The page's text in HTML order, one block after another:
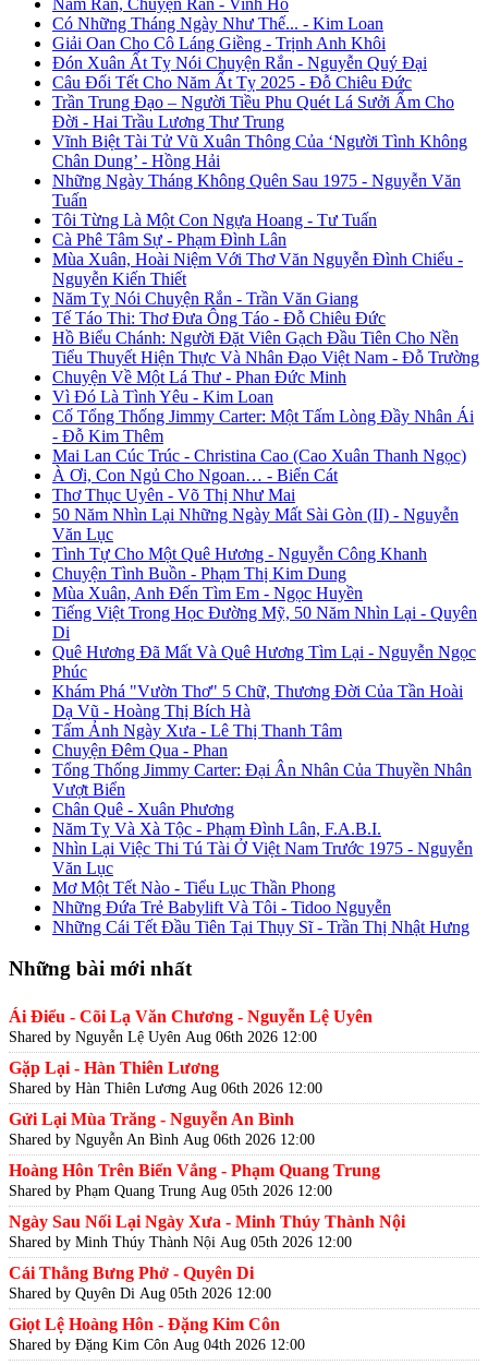
Có Những Tháng Ngày Như Thế... - Kim Loan
Giải Oan Cho Cô Láng Giềng - Trịnh Anh Khôi
Đón Xuân Ất Tỵ Nói Chuyện Rắn - Nguyễn Quý Đại
Câu Đối Tết Cho Năm Ất Tỵ 2025 - Đỗ Chiêu Đức
Trần Trung Đạo – Người Tiều Phu Quét Lá Sưởi Ấm Cho
Đời - Hai Trầu Lương Thư Trung
Vĩnh Biệt Tài Tử Vũ Xuân Thông Của ‘Người Tình Không
Chân Dung’ - Hồng Hải
Những Ngày Tháng Không Quên Sau 1975 - Nguyễn Văn
Tuấn
Tôi Từng Là Một Con Ngựa Hoang - Tư Tuấn
Cà Phê Tâm Sự - Phạm Đình Lân
Mùa Xuân, Hoài Niệm Với Thơ Văn Nguyễn Đình Chiểu -
Nguyễn Kiến Thiết
Năm Tỵ Nói Chuyện Rắn - Trần Văn Giang
Tế Táo Thi: Thơ Đưa Ông Táo - Đỗ Chiêu Đức
Hồ Biểu Chánh: Người Đặt Viên Gạch Đầu Tiên Cho Nền
Tiểu Thuyết Hiện Thực Và Nhân Đạo Việt Nam - Đỗ Trường
Chuyện Về Một Lá Thư - Phan Đức Minh
Vì Đó Là Tình Yêu - Kim Loan
Cố Tổng Thống Jimmy Carter: Một Tấm Lòng Đầy Nhân Ái
- Đỗ Kim Thêm
Mai Lan Cúc Trúc - Christina Cao (Cao Xuân Thanh Ngọc)
À Ơi, Con Ngủ Cho Ngoan… - Biển Cát
Thơ Thục Uyên - Võ Thị Như Mai
50 Năm Nhìn Lại Những Ngày Mất Sài Gòn (II) - Nguyễn
Văn Lục
Tình Tự Cho Một Quê Hương - Nguyễn Công Khanh
Chuyện Tình Buồn - Phạm Thị Kim Dung
Mùa Xuân, Anh Đến Tìm Em - Ngọc Huyền
Tiếng Việt Trong Học Đường Mỹ, 50 Năm Nhìn Lại - Quyên
Di
Quê Hương Đã Mất Và Quê Hương Tìm Lại - Nguyễn Ngọc
Phúc
Khám Phá "Vườn Thơ" 5 Chữ, Thương Đời Của Tần Hoài
Dạ Vũ - Hoàng Thị Bích Hà
Tấm Ảnh Ngày Xưa - Lê Thị Thanh Tâm
Chuyện Đêm Qua - Phan
Tổng Thống Jimmy Carter: Đại Ân Nhân Của Thuyền Nhân
Vượt Biển
Chân Quê - Xuân Phương
Năm Tỵ Và Xà Tộc - Phạm Đình Lân, F.A.B.I.
Nhìn Lại Việc Thi Tú Tài Ở Việt Nam Trước 1975 - Nguyễn
Văn Lục
Mơ Một Tết Nào - Tiểu Lục Thần Phong
Những Đứa Trẻ Babylift Và Tôi - Tidoo Nguyễn
Những Cái Tết Đầu Tiên Tại Thụy Sĩ - Trần Thị Nhật Hưng
Những bài mới nhất
Ái Điểu - Cõi Lạ Văn Chương - Nguyễn Lệ Uyên
Shared by Nguyễn Lệ Uyên Aug 06th 2026 12:00
Gặp Lại - Hàn Thiên Lương
Shared by Hàn Thiên Lương Aug 06th 2026 12:00
Gửi Lại Mùa Trăng - Nguyễn An Bình
Shared by Nguyễn An Bình Aug 06th 2026 12:00
Hoàng Hôn Trên Biển Vắng - Phạm Quang Trung
Shared by Phạm Quang Trung Aug 05th 2026 12:00
Ngày Sau Nối Lại Ngày Xưa - Minh Thúy Thành Nội
Shared by Minh Thúy Thành Nội Aug 05th 2026 12:00
Cái Thằng Bưng Phở - Quyên Di
Shared by Quyên Di Aug 05th 2026 12:00
Giọt Lệ Hoàng Hôn - Đặng Kim Côn
Shared by Đặng Kim Côn Aug 04th 2026 12:00